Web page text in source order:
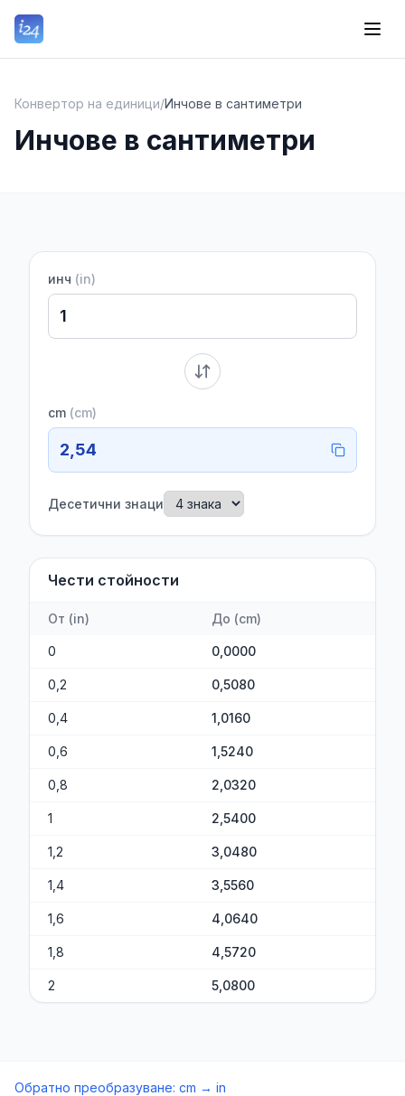
Конвертор на единици/Инчове в сантиметри
Инчове в сантиметри
инч (in)
cm (cm)
2,54
Десетични знаци
Чести стойности
От (in) До (cm)
0 0,0000
0,2 0,5080
0,4 1,0160
0,6 1,5240
0,8 2,0320
1 2,5400
1,2 3,0480
1,4 3,5560
1,6 4,0640
1,8 4,5720
2 5,0800
Обратно преобразуване: cm → in